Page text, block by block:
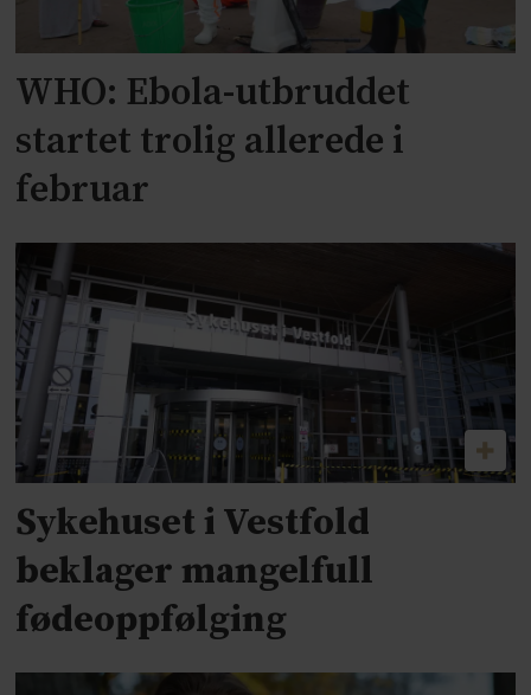
WHO: Ebola-utbruddet
startet trolig allerede i
februar
Sykehuset i Vestfold
beklager mangelfull
fødeoppfølging